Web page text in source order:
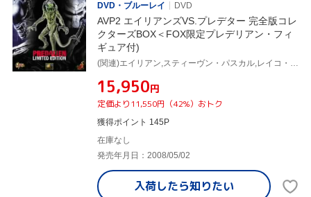
DVD・ブルーレイ DVD
AVP2 エイリアンズVS.プレデター 完全版コレ
クターズBOX＜FOX限定プレデリアン・フィ
ギュア付)
(関連)エイリアン,スティーヴン・パスカル,レイコ・エイルスワース,グレッグ・ストラウス(監督),コリン・ストラウス(監督)
¥15,950円
定価より11,550円（42%）おトク
獲得ポイント 145P
在庫なし
発売年月日：2008/05/02
入荷したら知りたい